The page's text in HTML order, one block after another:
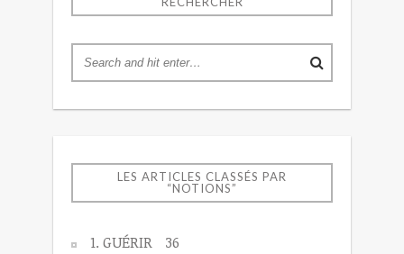
LES ARTICLES CLASSÉS PAR
“NOTIONS”
1. GUÉRIR
36